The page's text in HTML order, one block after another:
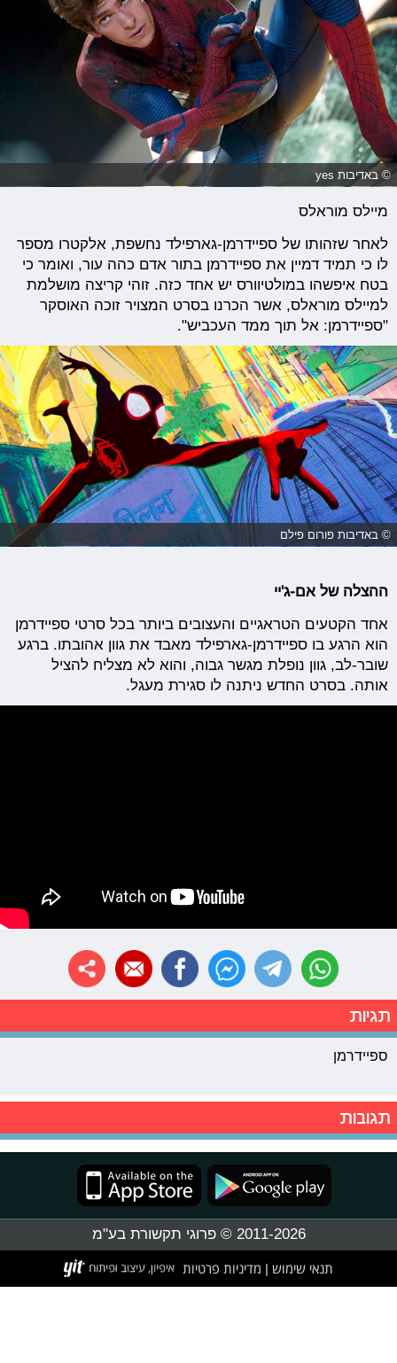
© באדיבות yes
מיילס מוראלס
לאחר שזהותו של ספיידרמן-גארפילד נחשפת, אלקטרו מספר
לו כי תמיד דמיין את ספיידרמן בתור אדם כהה עור, ואומר כי
בטח איפשהו במולטיוורס יש אחד כזה. זוהי קריצה מושלמת
למיילס מוראלס, אשר הכרנו בסרט המצויר זוכה האוסקר
"ספיידרמן: אל תוך ממד העכביש".
© באדיבות פורום פילם
ההצלה של אם-ג'יי
אחד הקטעים הטראגיים והעצובים ביותר בכל סרטי ספיידרמן
הוא הרגע בו ספיידרמן-גארפילד מאבד את גוון אהובתו. ברגע
שובר-לב, גוון נופלת מגשר גבוה, והוא לא מצליח להציל
אותה. בסרט החדש ניתנה לו סגירת מעגל.
תגיות
ספיידרמן
תגובות
2011-2026 © פרוגי תקשורת בע"מ
תנאי שימוש | מדיניות פרטיות